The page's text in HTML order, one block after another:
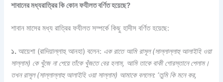
শাবানের মধ্যরাত্রির কি কোন ফযীলত বর্ণিত হয়েছে?
শাবান মাসের মধ্য রাত্রির ফযীলত সম্পর্কে কিছু হাদীস বর্ণিত হয়েছে:
১. আয়েশা (রাদিয়াল্লাহু আনহা) বলেন: এক রাতে আমি রাসূল (সাল্লাল্লাহু আলাইহি ওয়া
সাল্লাম) কে খুঁজে না পেয়ে তাঁকে খুঁজতে বের হলাম, আমি তাকে বাকী গোরস্তানে পেলাম।
তখন রাসূল (সাল্লাল্লাহু আলাইহি ওয়া সাল্লাম) আমাকে বললেন: ‘তুমি কি মনে কর,